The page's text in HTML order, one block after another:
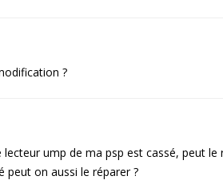
?
ump de ma psp est cassé, peut le
peut on aussi le réparer ?